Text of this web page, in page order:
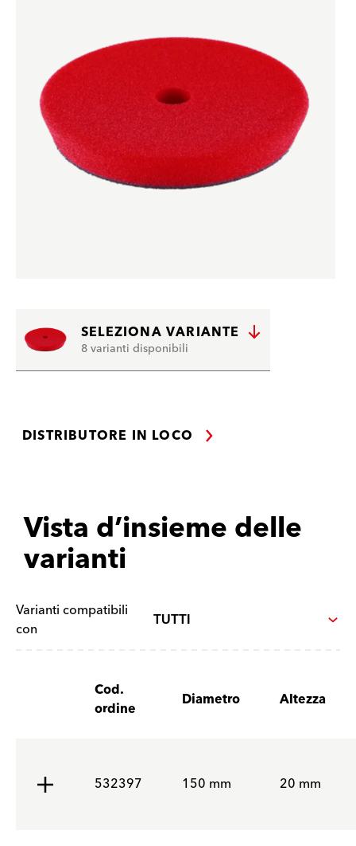
SELEZIONA VARIANTE
8 varianti disponibili
DISTRIBUTORE IN LOCO
Vista d’insieme delle
varianti
Varianti compatibili
con
Cod.
ordine
Diametro Altezza
532397 150 mm 20 mm